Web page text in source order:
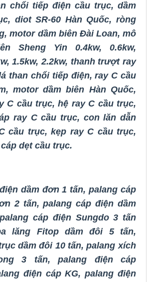
chổi tiếp điện cầu trục, dầm
, diot SR-60 Hàn Quốc,ròng
, motor dầm biên Đài Loan, mô
Sheng Yin 0.4kw, 0.6kw,
1.5kw, 2.2kw, thanh trượt ray
than chổi tiếp điện,ray C cầu
, motor dầm biên Hàn Quốc,
C cầu trục,hệ ray C cầu trục,
ray C cầu trục, con lăn dẫn
cầu trục,kẹp ray C cầu trục,
dẹt cầu trục.
dầm đơn 1 tấn, palang cáp
2 tấn, palang cáp điện dầm
palang cáp điện Sungdo 3 tấn
lăng Fitop dầm đôi 5 tấn,
dầm đôi 10 tấn,palang xích
3 tấn, palang điện cáp
điện cáp KG,palang điện